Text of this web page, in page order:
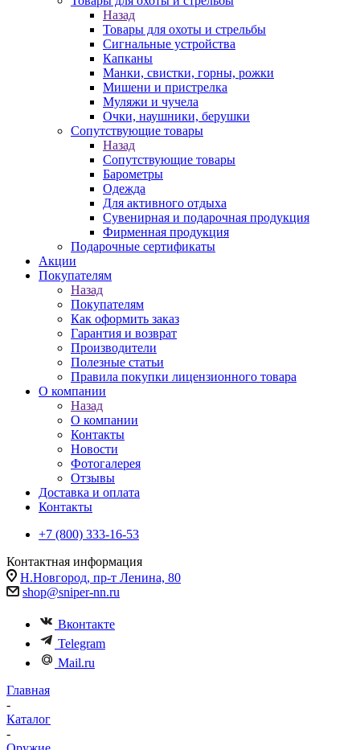
Назад
Товары для охоты и стрельбы
Сигнальные устройства
Капканы
Манки, свистки, горны, рожки
Мишени и пристрелка
Муляжи и чучела
Очки, наушники, берушки
Сопутствующие товары
Назад
Сопутствующие товары
Барометры
Одежда
Для активного отдыха
Сувенирная и подарочная продукция
Фирменная продукция
Подарочные сертификаты
Акции
Покупателям
Назад
Покупателям
Как оформить заказ
Гарантия и возврат
Производители
Полезные статьи
Правила покупки лицензионного товара
О компании
Назад
О компании
Контакты
Новости
Фотогалерея
Отзывы
Доставка и оплата
Контакты
+7 (800) 333-16-53
Контактная информация
Н.Новгород, пр-т Ленина, 80
shop@sniper-nn.ru
Вконтакте
Telegram
Mail.ru
Главная
-
Каталог
-